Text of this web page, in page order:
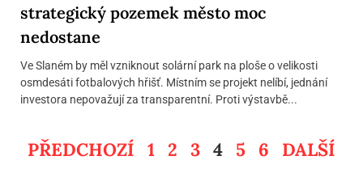
strategický pozemek město moc
nedostane
Ve Slaném by měl vzniknout solární park na ploše o velikosti
osmdesáti fotbalových hřišť. Místním se projekt nelíbí, jednání
investora nepovažují za transparentní. Proti výstavbě...
PŘEDCHOZÍ 1 2 3 4 5 6 DALŠÍ